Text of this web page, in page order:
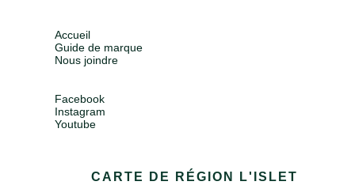
Accueil
Guide de marque
Nous joindre
Facebook
Instagram
Youtube
CARTE DE RÉGION L'ISLET